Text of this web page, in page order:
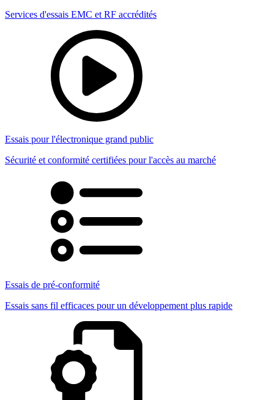
Services d'essais EMC et RF accrédités
Essais pour l'électronique grand public
Sécurité et conformité certifiées pour l'accès au marché
Essais de pré-conformité
Essais sans fil efficaces pour un développement plus rapide